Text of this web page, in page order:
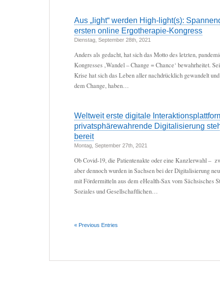
Aus „light“ werden High-light(s):
ersten online Ergotherapie-Kongress
Dienstag, September 28th, 2021
Anders als gedacht, hat sich das Motto des letzten,
Kongresses ‚Wandel – Change = Chance‘ bewahrheitet.
Krise hat sich das Leben aller nachdrücklich gewandelt
dem Change, haben…
Weltweit erste digitale
privatsphärewahrende Digitalisierung
bereit
Montag, September 27th, 2021
Ob Covid-19, die Patientenakte oder eine Kanzlerwahl –
aber dennoch wurden in Sachsen bei der Digitalisierung
mit Fördermitteln aus dem eHealth-Sax vom Sächsisches
Soziales und Gesellschaftlichen…
« Previous Entries